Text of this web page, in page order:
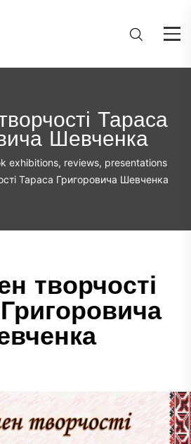
Тараса
Шевченка
exhibitions, reviews, presentations
Тараса Григоровича Шевченка
творчості